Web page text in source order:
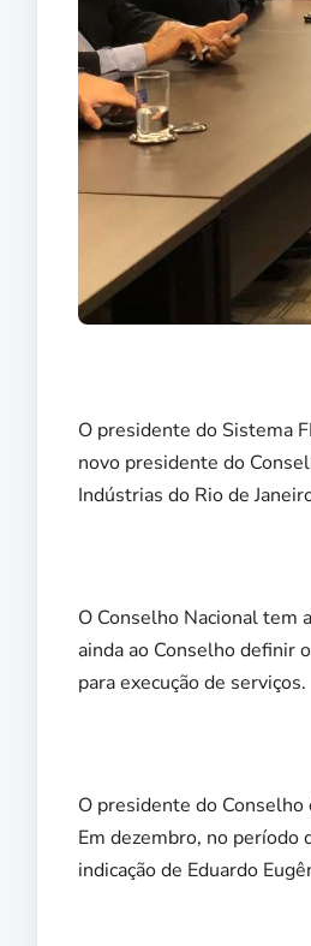
O presidente do Sistema
novo presidente do
Indústrias do Rio de
O Conselho Nacional tem
ainda ao Conselho definir
para execução de serviços.
O presidente do
Em dezembro, no período
indicação de Eduardo